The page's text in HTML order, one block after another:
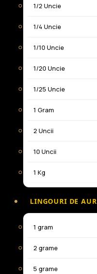
1/2 Uncie
1/4 Uncie
1/10 Uncie
1/20 Uncie
1/25 Uncie
1 Gram
2 Uncii
10 Uncii
1 Kg
LINGOURI DE AUR
1 gram
2 grame
5 grame